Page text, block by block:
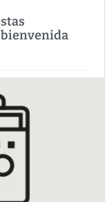
bienvenida